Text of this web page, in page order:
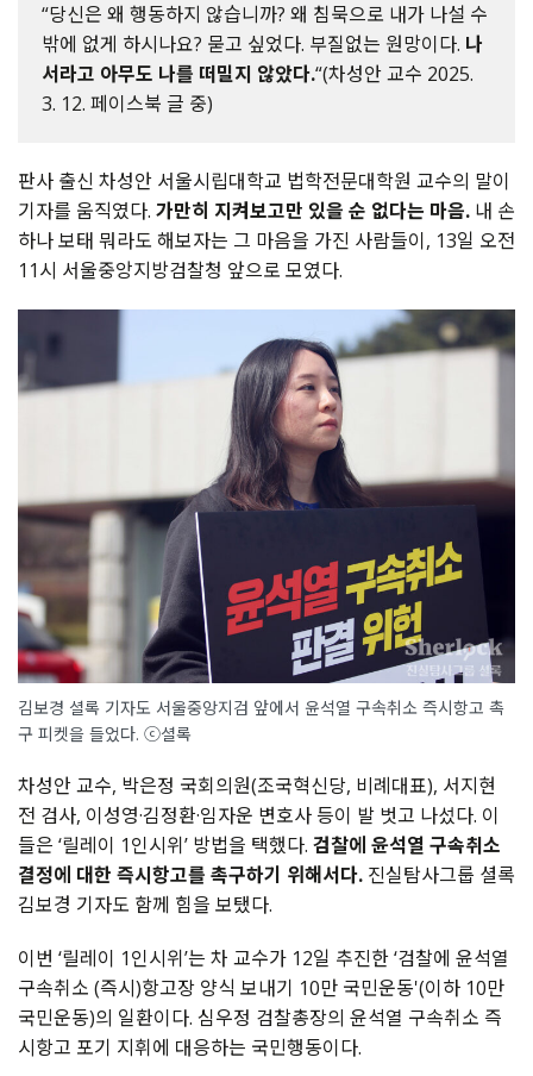
“당신은 왜 행동하지 않습니까? 왜 침묵으로 내가 나설 수
밖에 없게 하시나요? 묻고 싶었다. 부질없는 원망이다. 나
서라고 아무도 나를 떠밀지 않았다.“(차성안 교수 2025.
3. 12. 페이스북 글 중)
판사 출신 차성안 서울시립대학교 법학전문대학원 교수의 말이
기자를 움직였다. 가만히 지켜보고만 있을 순 없다는 마음. 내 손
하나 보태 뭐라도 해보자는 그 마음을 가진 사람들이, 13일 오전
11시 서울중앙지방검찰청 앞으로 모였다.
김보경 셜록 기자도 서울중앙지검 앞에서 윤석열 구속취소 즉시항고 촉
구 피켓을 들었다. ⓒ셜록
차성안 교수, 박은정 국회의원(조국혁신당, 비례대표), 서지현
전 검사, 이성영·김정환·임자운 변호사 등이 발 벗고 나섰다. 이
들은 ‘릴레이 1인시위’ 방법을 택했다. 검찰에 윤석열 구속취소
결정에 대한 즉시항고를 촉구하기 위해서다. 진실탐사그룹 셜록
김보경 기자도 함께 힘을 보탰다.
이번 ‘릴레이 1인시위’는 차 교수가 12일 추진한 ‘검찰에 윤석열
구속취소 (즉시)항고장 양식 보내기 10만 국민운동'(이하 10만
국민운동)의 일환이다. 심우정 검찰총장의 윤석열 구속취소 즉
시항고 포기 지휘에 대응하는 국민행동이다.